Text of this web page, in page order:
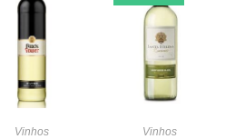
Vinhos
Vinhos